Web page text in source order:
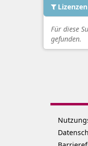
Lizenzen
Für diese
gefunden.